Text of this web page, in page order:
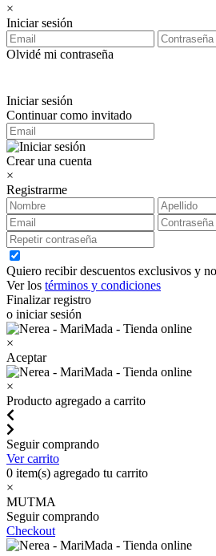
×
Iniciar sesión
Olvidé mi contraseña
Iniciar sesión
Continuar como invitado
Crear una cuenta
×
Registrarme
Quiero recibir descuentos exclusivos y
Ver los términos y condiciones
Finalizar registro
o iniciar sesión
×
Aceptar
×
Producto agregado a carrito
Seguir comprando
Ver carrito
0 item(s) agregado tu carrito
×
MUTMA
Seguir comprando
Checkout